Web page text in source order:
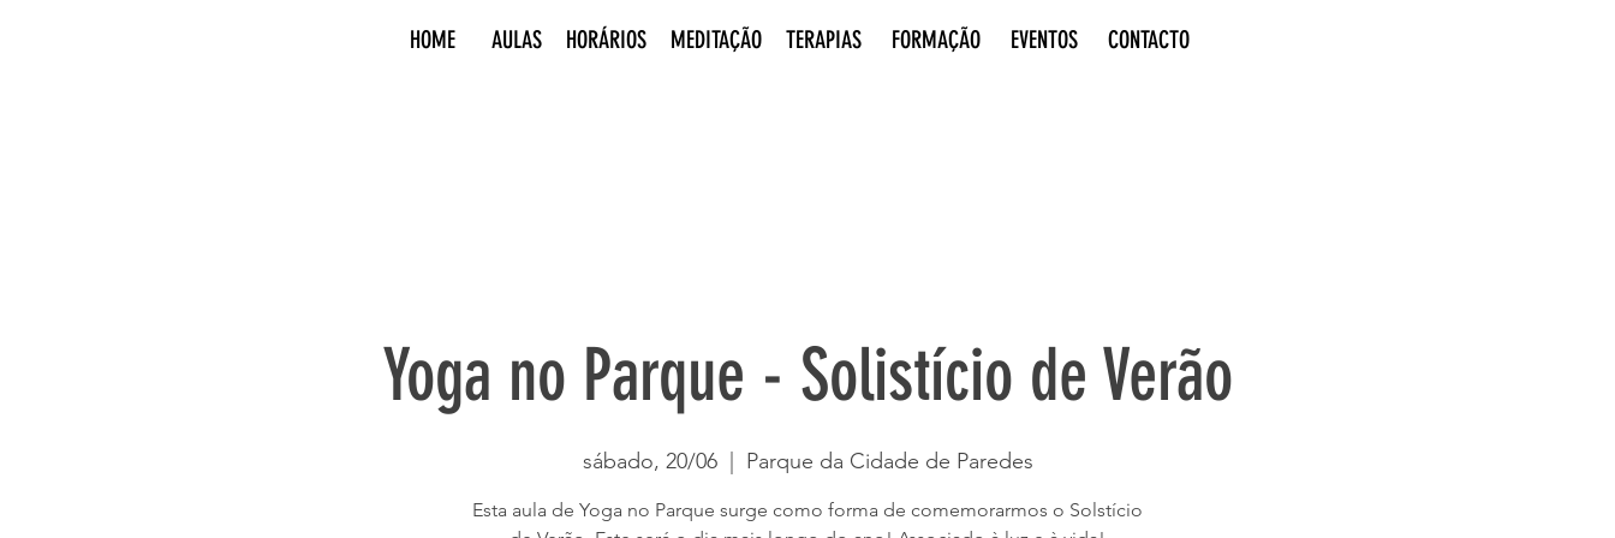
HOME AULAS HORÁRIOS MEDITAÇÃO TERAPIAS FORMAÇÃO EVENTOS CONTACTO
Yoga no Parque - Solistício de Verão
sábado, 20/06
  |
Parque da Cidade de Paredes
Esta aula de Yoga no Parque surge como forma de comemorarmos o Solstício